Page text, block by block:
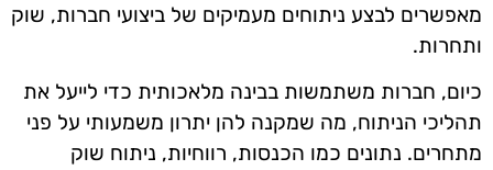
מאפשרים לבצע ניתוחים מעמיקים של ביצועי חברות, שוק
ותחרות.
כיום, חברות משתמשות בבינה מלאכותית כדי לייעל את
תהליכי הניתוח, מה שמקנה להן יתרון משמעותי על פני
מתחרים. נתונים כמו הכנסות, רווחיות, ניתוח שוק